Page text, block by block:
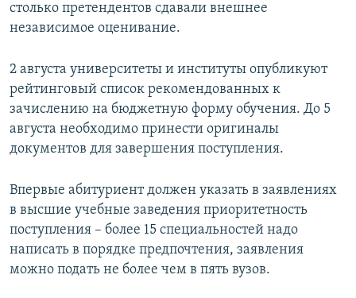
столько претендентов сдавали внешнее
независимое оценивание.
2 августа университеты и институты опубликуют
рейтинговый список рекомендованных к
зачислению на бюджетную форму обучения. До 5
августа необходимо принести оригиналы
документов для завершения поступления.
Впервые абитуриент должен указать в заявлениях
в высшие учебные заведения приоритетность
поступления – более 15 специальностей надо
написать в порядке предпочтения, заявления
можно подать не более чем в пять вузов.